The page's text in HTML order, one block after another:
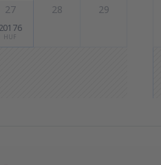
27
20176
HUF
28 29